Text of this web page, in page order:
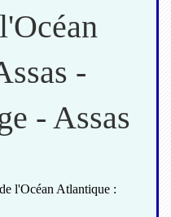
-
- Assas
l'Océan Atlantique :